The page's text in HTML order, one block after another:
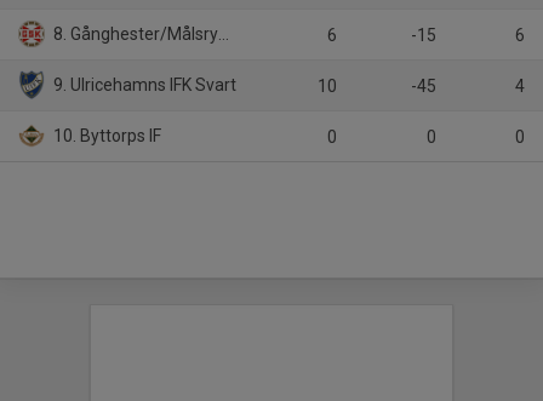
8. Gånghester/Målsryd Svart 6 -15 6
9. Ulricehamns IFK Svart 10 -45 4
10. Byttorps IF 0 0 0